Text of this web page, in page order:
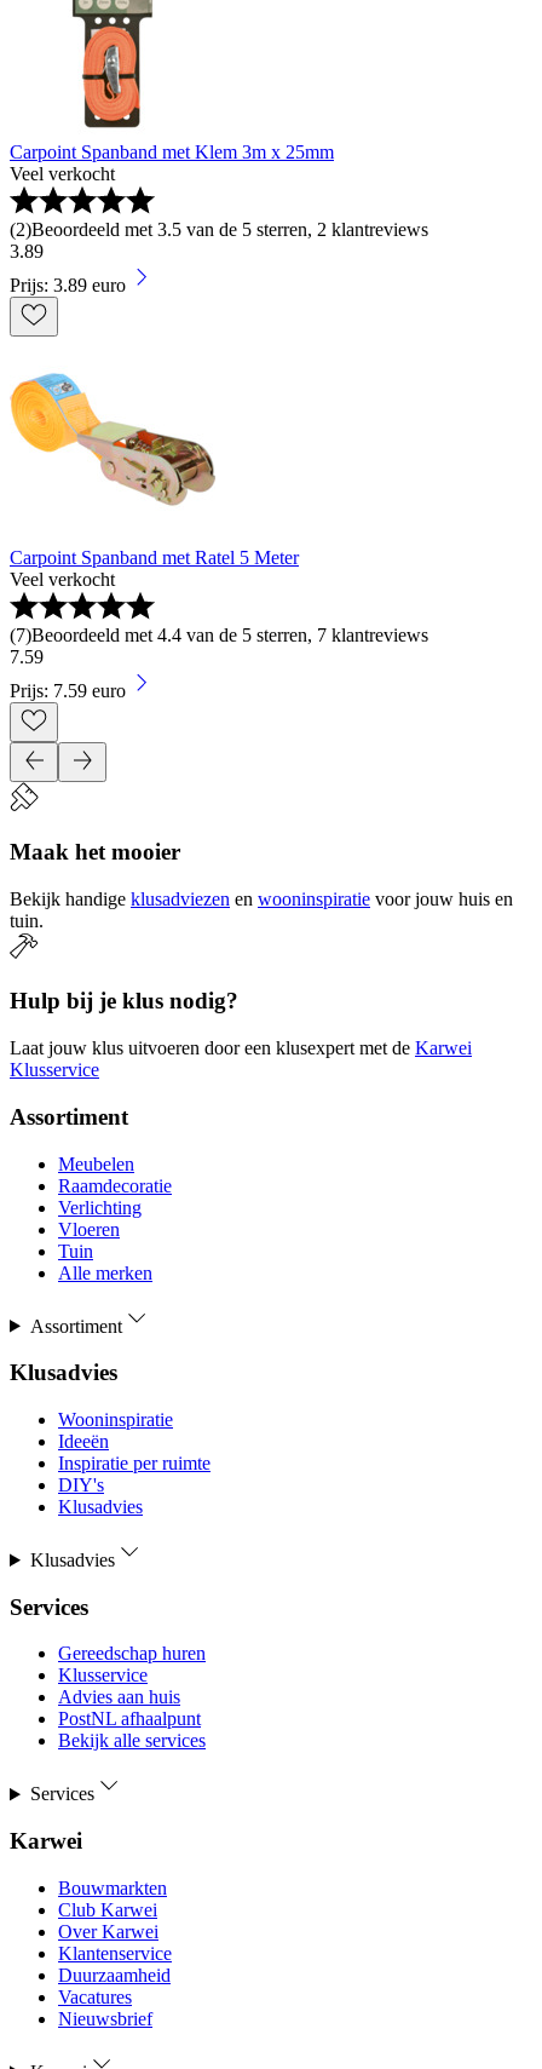
Carpoint Spanband met Klem 3m x 25mm
Veel verkocht
(2)Beoordeeld met 3.5 van de 5 sterren, 2 klantreviews
3.89
Prijs: 3.89 euro
Carpoint Spanband met Ratel 5 Meter
Veel verkocht
(7)Beoordeeld met 4.4 van de 5 sterren, 7 klantreviews
7.59
Prijs: 7.59 euro
Maak het mooier
Bekijk handige klusadviezen en wooninspiratie voor jouw huis en
tuin.
Hulp bij je klus nodig?
Laat jouw klus uitvoeren door een klusexpert met de Karwei
Klusservice
Assortiment
Meubelen
Raamdecoratie
Verlichting
Vloeren
Tuin
Alle merken
Assortiment
Klusadvies
Wooninspiratie
Ideeën
Inspiratie per ruimte
DIY's
Klusadvies
Klusadvies
Services
Gereedschap huren
Klusservice
Advies aan huis
PostNL afhaalpunt
Bekijk alle services
Services
Karwei
Bouwmarkten
Club Karwei
Over Karwei
Klantenservice
Duurzaamheid
Vacatures
Nieuwsbrief